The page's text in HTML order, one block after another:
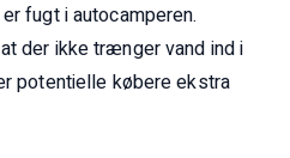
fugt i autocamperen.
der ikke trænger vand ind i
potentielle købere ekstra